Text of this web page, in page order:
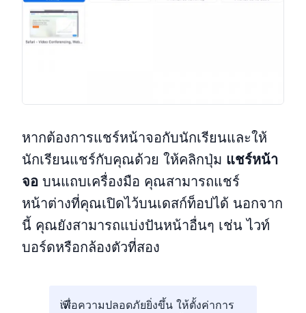
หากต้องการแชร์หน้าจอกับนักเรียนและให้
นักเรียนแชร์กับคุณด้วย ให้คลิกปุ่ม แชร์หน้า
จอ บนแถบเครื่องมือ คุณสามารถแชร์
หน้าต่างที่คุณเปิดไว้บนเดสก์ท็อปได้ นอกจาก
นี้ คุณยังสามารถแบ่งปันหน้าอื่นๆ เช่น ไวท์
บอร์ดหรือกล้องตัวที่สอง
เพื่อความปลอดภัยยิ่งขึ้น ให้ตั้งค่าการ